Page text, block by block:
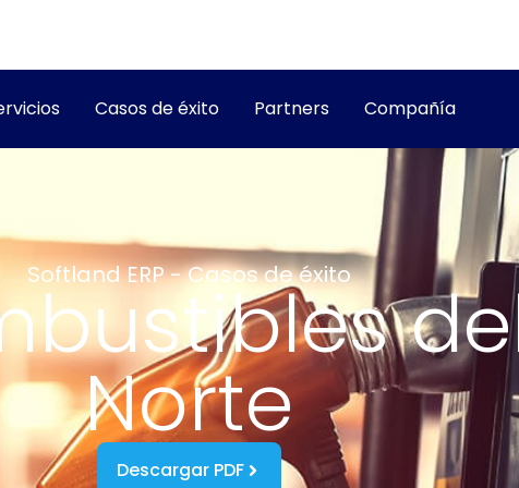
Casos de éxito Partners Compañía
Softland ERP - Casos de éxito
Norte
Descargar PDF